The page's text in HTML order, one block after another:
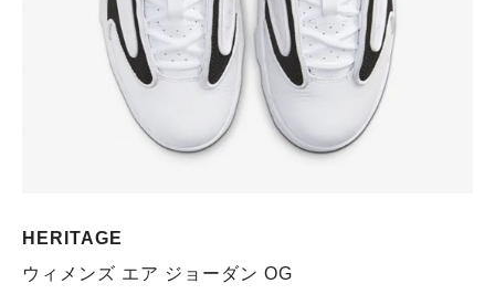
HERITAGE
ウィメンズ エア ジョーダン OG